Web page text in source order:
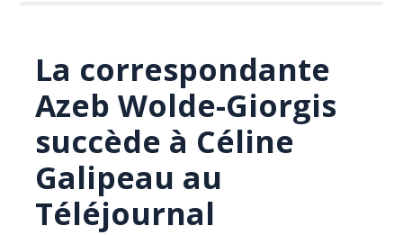
La correspondante
Azeb Wolde-Giorgis
succède à Céline
Galipeau au
Téléjournal